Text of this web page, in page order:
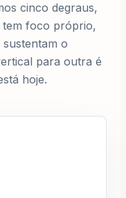
cinco degraus,
tem foco próprio,
o
para outra é
hoje.